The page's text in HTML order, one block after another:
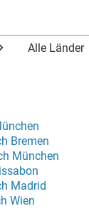
Alle Länder
Bremen
München
Madrid
Wien